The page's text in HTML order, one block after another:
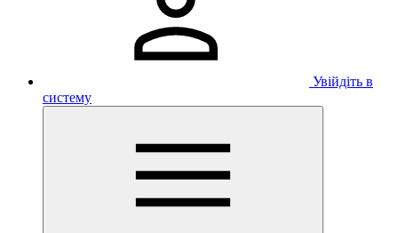
Увійдіть в
систему